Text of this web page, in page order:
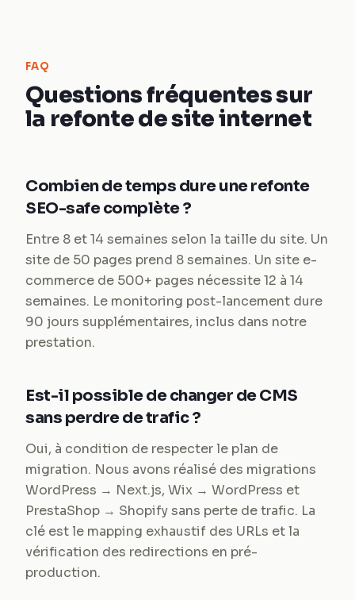
FAQ
Questions fréquentes sur
la refonte de site internet
Combien de temps dure une refonte
SEO-safe complète ?
Entre 8 et 14 semaines selon la taille du site. Un
site de 50 pages prend 8 semaines. Un site e-
commerce de 500+ pages nécessite 12 à 14
semaines. Le monitoring post-lancement dure
90 jours supplémentaires, inclus dans notre
prestation.
Est-il possible de changer de CMS
sans perdre de trafic ?
Oui, à condition de respecter le plan de
migration. Nous avons réalisé des migrations
WordPress → Next.js, Wix → WordPress et
PrestaShop → Shopify sans perte de trafic. La
clé est le mapping exhaustif des URLs et la
vérification des redirections en pré-
production.